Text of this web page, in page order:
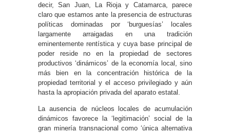
decir, San Juan, La Rioja y Catamarca, parece
claro que estamos ante la presencia de estructuras
políticas dominadas por ‘burguesías’ locales
largamente arraigadas en una tradición
eminentemente rentística y cuya base principal de
poder reside no en la propiedad de sectores
productivos ‘dinámicos’ de la economía local, sino
más bien en la concentración histórica de la
propiedad territorial y el acceso privilegiado y aún
hasta la apropiación privada del aparato estatal.
La ausencia de núcleos locales de acumulación
dinámicos favorece la ‘legitimación’ social de la
gran minería transnacional como ‘única alternativa